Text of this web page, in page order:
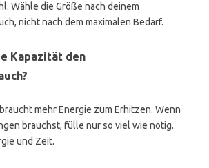
Wähle die Größe nach deinem
nicht nach dem maximalen Bedarf.
Kapazität den
mehr Energie zum Erhitzen. Wenn
brauchst, fülle nur so viel wie nötig.
und Zeit.